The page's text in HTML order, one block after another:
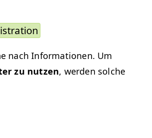
nach Infor­ma­tio­nen. Um
zu nutzen, wer­den solche